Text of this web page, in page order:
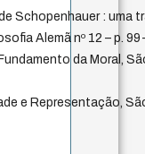
Schopenhauer : uma
Alemã nº 12 – p.
da Moral,
e Representação,